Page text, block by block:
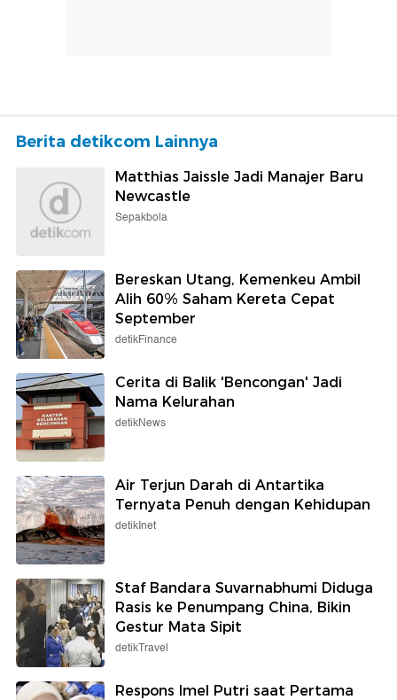
Berita detikcom Lainnya
Matthias Jaissle Jadi Manajer Baru
Newcastle
Sepakbola
Bereskan Utang, Kemenkeu Ambil
Alih 60% Saham Kereta Cepat
September
detikFinance
Cerita di Balik 'Bencongan' Jadi
Nama Kelurahan
detikNews
Air Terjun Darah di Antartika
Ternyata Penuh dengan Kehidupan
detikInet
Staf Bandara Suvarnabhumi Diduga
Rasis ke Penumpang China, Bikin
Gestur Mata Sipit
detikTravel
Respons Imel Putri saat Pertama